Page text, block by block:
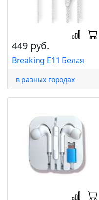
449 руб.
Breaking E11 Белая
в разных городах